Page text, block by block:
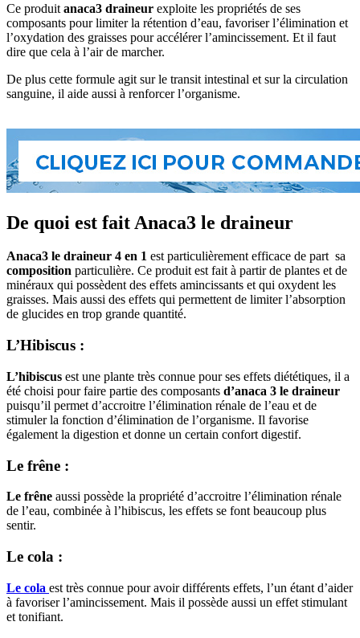
Ce produit anaca3 draineur exploite les propriétés de ses
composants pour limiter la rétention d’eau, favoriser l’élimination et
l’oxydation des graisses pour accélérer l’amincissement. Et il faut
dire que cela à l’air de marcher.
De plus cette formule agit sur le transit intestinal et sur la circulation
sanguine, il aide aussi à renforcer l’organisme.
De quoi est fait Anaca3 le draineur
Anaca3 le draineur 4 en 1 est particulièrement efficace de part sa
composition particulière. Ce produit est fait à partir de plantes et de
minéraux qui possèdent des effets amincissants et qui oxydent les
graisses. Mais aussi des effets qui permettent de limiter l’absorption
de glucides en trop grande quantité.
L’Hibiscus :
L’hibiscus est une plante très connue pour ses effets diététiques, il a
été choisi pour faire partie des composants d’anaca 3 le draineur
puisqu’il permet d’accroitre l’élimination rénale de l’eau et de
stimuler la fonction d’élimination de l’organisme. Il favorise
également la digestion et donne un certain confort digestif.
Le frêne :
Le frêne aussi possède la propriété d’accroitre l’élimination rénale
de l’eau, combinée à l’hibiscus, les effets se font beaucoup plus
sentir.
Le cola :
Le cola est très connue pour avoir différents effets, l’un étant d’aider
à favoriser l’amincissement. Mais il possède aussi un effet stimulant
et tonifiant.